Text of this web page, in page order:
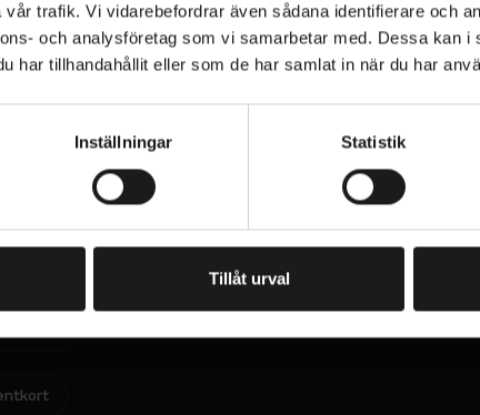
trafik. Vi vidarebefordrar även sådana identifierare och
och analysföretag som vi samarbetar med. Dessa kan i
har tillhandahållit eller som de har samlat in när du har
Inställningar Statistik
Tillåt urval
att vrida om smidigt.
låscylindern mot damm och smuts. Den är fri
PCB och bly.
SBSC LÅS - TYP
Låstillbehör
E
M
N
U